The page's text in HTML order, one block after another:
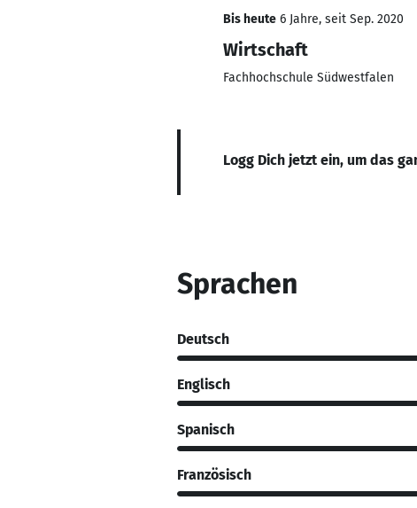
Bis heute 6 Jahre, seit Sep. 2020
Wirtschaft
Fachhochschule Südwestfalen
Logg Dich jetzt ein, um das
Sprachen
Deutsch
Englisch
Spanisch
Französisch